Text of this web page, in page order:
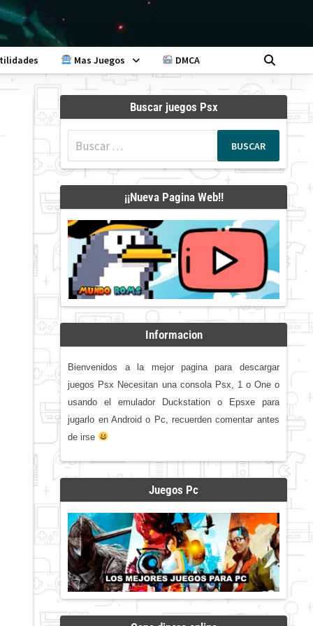
Mas Juegos DMCA
Buscar juegos Psx
¡¡Nueva Pagina Web!!
Informacion
Bienvenidos a la mejor pagina para descargar
juegos Psx Necesitan una consola Psx, 1 o One o
usando el emulador Duckstation o Epsxe para
jugarlo en Android o Pc, recuerden comentar antes
de irse
Juegos Pc